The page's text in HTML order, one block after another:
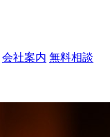
会社案内 無料相談